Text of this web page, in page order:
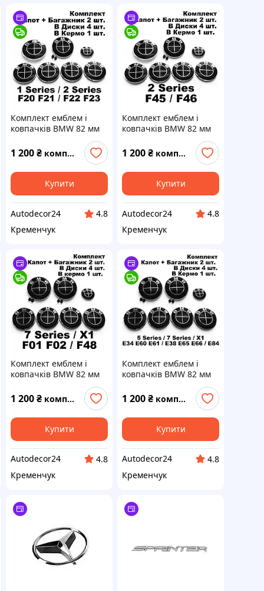
Комплект емблем і
ковпачків BMW 82 мм
Багажник Кермо Диски
68 мм БМВ, F20 F21 F22
F23 Ф20 Ф21 Ф22 Ф23,
7288752
1 200₴ комплект
Купити
Autodecor24
4.8
Кременчук
Комплект емблем і
ковпачків BMW 82 мм
Багажник Кермо Диски
68 мм, зі втулками, F45
F46 Ф45 Ф46, 8132375,
7057794
1 200₴ комплект
Купити
Autodecor24
4.8
Кременчук
Комплект емблем і
ковпачків BMW 82 мм
Кермо Диски 68 мм
БМВ зі втулками F01
F02 F48 Ф01 Ф02 Ф48
8132375, 6783536
1 200₴ комплект
Купити
Autodecor24
4.8
Кременчук
Комплект емблем і
ковпачків BMW 82 мм
Кермо Диски 68 мм зі
втулками E34 E60
E61 E38 E65 E66 E84
8132375, 6783536
1 200₴ комплект
Купити
Autodecor24
4.8
Кременчук